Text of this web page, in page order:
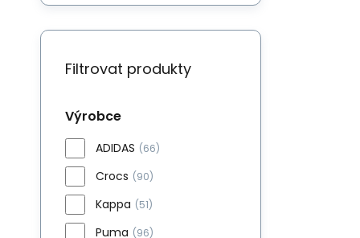
Filtrovat produkty
Výrobce
ADIDAS (66)
Crocs (90)
Kappa (51)
Puma (96)